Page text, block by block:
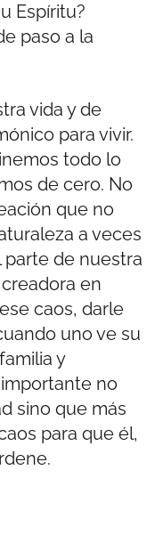
Espíritu?
paso a la
vida y de
para vivir.
todo lo
de cero. No
que no
a veces
parte de nuestra
en
caos, darle
uno ve su
y
no
sino que más
para que él,